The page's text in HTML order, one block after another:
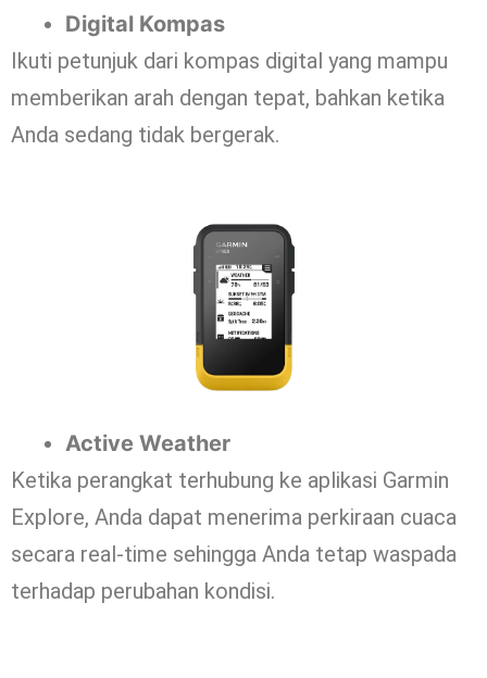
Digital Kompas
Ikuti petunjuk dari kompas digital yang mampu
memberikan arah dengan tepat, bahkan ketika
Anda sedang tidak bergerak.
Active Weather
Ketika perangkat terhubung ke aplikasi Garmin
Explore, Anda dapat menerima perkiraan cuaca
secara real-time sehingga Anda tetap waspada
terhadap perubahan kondisi.